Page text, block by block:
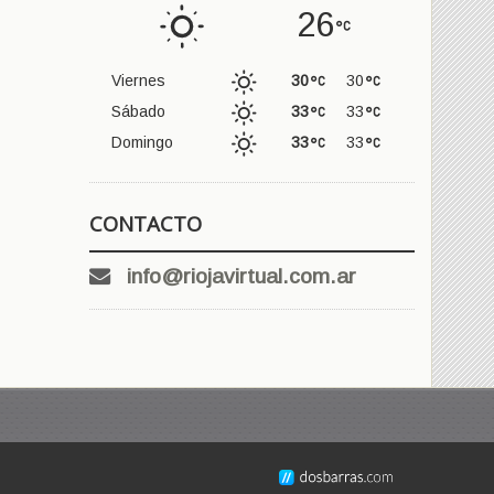
26
Viernes 30
30
Sábado
33
33
Domingo
33
33
CONTACTO
info@riojavirtual.com.ar